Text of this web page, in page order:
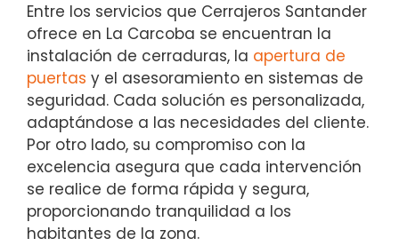
Entre los servicios que Cerrajeros Santander
ofrece en La Carcoba se encuentran la
instalación de cerraduras, la apertura de
puertas y el asesoramiento en sistemas de
seguridad. Cada solución es personalizada,
adaptándose a las necesidades del cliente.
Por otro lado, su compromiso con la
excelencia asegura que cada intervención
se realice de forma rápida y segura,
proporcionando tranquilidad a los
habitantes de la zona.